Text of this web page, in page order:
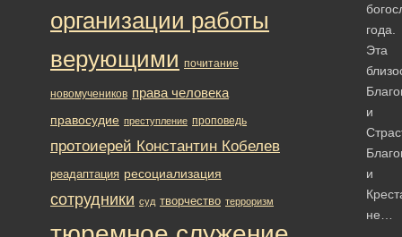
года.
Эта
и
и
не…
организации работы
верующими почитание
новомучеников права человека
правосудие преступление проповедь
протоиерей Константин Кобелев
реадаптация ресоциализация
сотрудники суд творчество терроризм